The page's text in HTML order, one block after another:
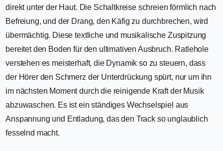
direkt unter der Haut. Die Schaltkreise schreien förmlich nach
Befreiung, und der Drang, den Käfig zu durchbrechen, wird
übermächtig. Diese textliche und musikalische Zuspitzung
bereitet den Boden für den ultimativen Ausbruch. Ratlehole
verstehen es meisterhaft, die Dynamik so zu steuern, dass
der Hörer den Schmerz der Unterdrückung spürt, nur um ihn
im nächsten Moment durch die reinigende Kraft der Musik
abzuwaschen. Es ist ein ständiges Wechselspiel aus
Anspannung und Entladung, das den Track so unglaublich
fesselnd macht.